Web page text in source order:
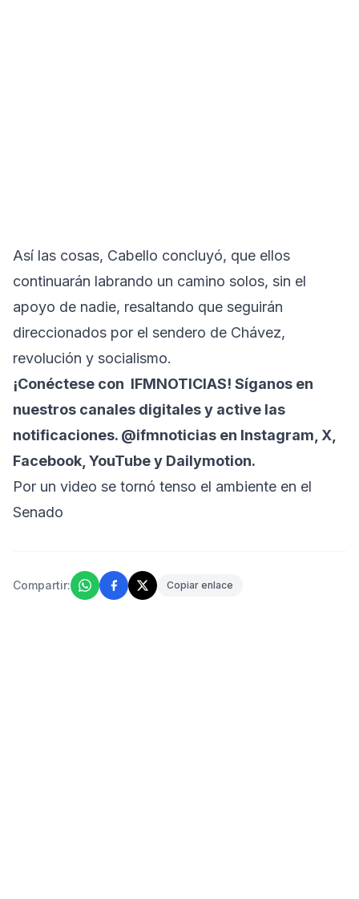
Así las cosas, Cabello concluyó, que ellos
continuarán labrando un camino solos, sin el
apoyo de nadie, resaltando que seguirán
direccionados por el sendero de Chávez,
revolución y socialismo.
¡Conéctese con IFMNOTICIAS! Síganos en
nuestros canales digitales y active las
notificaciones. @ifmnoticias en Instagram, X,
Facebook, YouTube y Dailymotion.
Por un video se tornó tenso el ambiente en el
Senado
Compartir: Copiar enlace